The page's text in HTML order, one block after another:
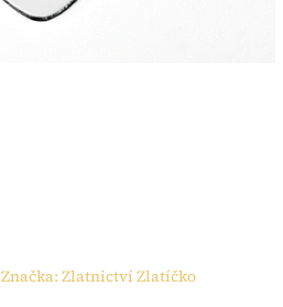
Značka: Zlatnictví Zlatíčko